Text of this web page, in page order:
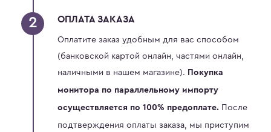
ОПЛАТА ЗАКАЗА
Оплатите заказ удобным для вас способом
(банковской картой онлайн, частями онлайн,
наличными в нашем магазине). Покупка
монитора по параллельному импорту
осуществляется по 100% предоплате. После
подтверждения оплаты заказа, мы приступим